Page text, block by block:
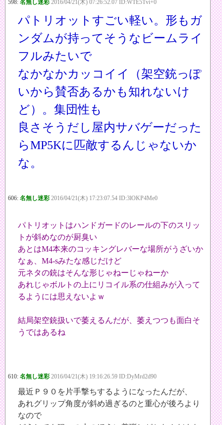
598: 名無し迷彩 2016/04/21(木) 07:26:52.07 ID:WTE5Tvi+0
パトリオットすごい軽い。形もガ
ンダムが持ってそうなビームライ
フルみたいで
なかなかカッコイイ（架空銃っぽ
いから賛否あるかも知れないけ
ど）。集団性も
良さそうだし屋内サバゲーだった
らMP5Kに匹敵するんじゃないか
な。
606: 名無し迷彩 2016/04/21(木) 17:23:07.54 ID:3lOKP4Me0
パトリオットはハンドガードのレールの下のスリッ
トが斜めなのが厨臭い
あとはM4本来のコッキングレバーな場所がうざいか
なぁ、M4-sみたな感じだけど
元ネタの銃はそんな形じゃねーじゃねーか
あれじゃボルトの上にリコイル系の仕組みが入って
るようには思えないよｗ
結局架空銃扱いで萎えるんだが、萎えつつも面白そ
うではあるね
610: 名無し迷彩 2016/04/21(木) 19:16:26.59 ID:DyMrd2d90
最近Ｐ９０を片手撃ちするようになったんだが、
あれグリップ角度が斜め過ぎるのと重心が後ろより
なので